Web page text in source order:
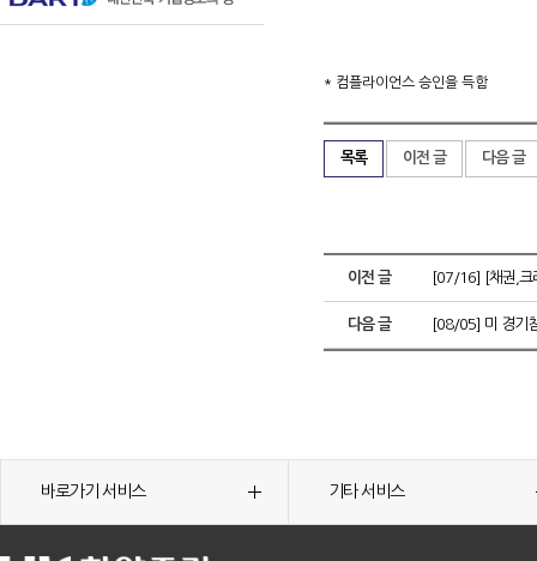
* 컴플라이언스 승인을 득함
목록 이전 글 다음 글
이전 글 [07/16] [채권,크
다음 글 [08/05] 미 경기
바로가기 서비스 기타 서비스